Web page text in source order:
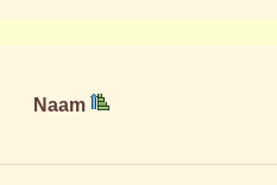
Naam